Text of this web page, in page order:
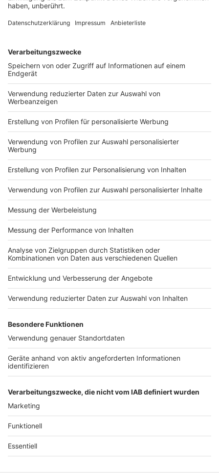
Bundesligist einen 0:2-Rückstand auf und tankt
Saison.
DEINE GEMERKTEN ARTIKEL
Du hast dir noch keine Artikel gemerkt
Markiere sie hierfür mit einem
Impressum
Nutzungsbedingungen
Jobs
Presse
Werben
Archiv
ANTENNE BAYERN GROUP
Stiftung ANTENNE BAYERN
hilft
Teilnahmebedingungen
Grounding Page ANTENNE
BAYERN
Kontakt
Studio-Hotline
Verkehrs-Hotline
Datenschutz­erklärung
Newsletter